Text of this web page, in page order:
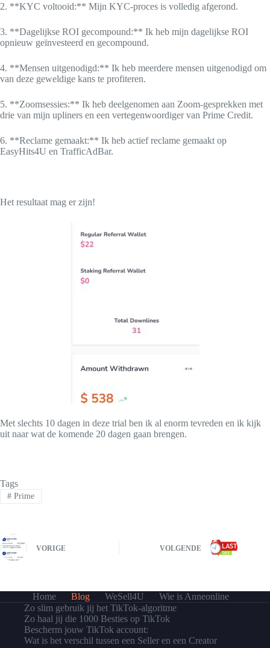
2. **KYC voltooid:** Mijn KYC-proces is volledig afgerond.
3. **Dagelijkse ROI gecompound:** Ik heb mijn dagelijkse ROI
opnieuw geïnvesteerd en gecompound.
4. **Mensen uitgenodigd:** Ik heb meerdere mensen uitgenodigd om
van deze geweldige kans te profiteren.
5. **Zoomsessies:** Ik heb deelgenomen aan Zoom-gesprekken met
drie van mijn upliners en een vertegenwoordiger van Prime Credit.
6. **Reclame gemaakt:** Ik heb actief reclame gemaakt op
EasyHits4U en TrafficAdBar.
Het resultaat mag er zijn!
Met slechts 10 dagen in deze trial ben ik al enorm tevreden en ik kijk
uit naar wat de komende 20 dagen gaan brengen.
Tags
#Prime
VORIGE VOLGENDE
Home Blog WeSell4U
Wie is Anneonline
Zo slim gebruik jij het TikTok-algoritme
Zo haal jij die 1000 Besties op TikTok
Bescherm jouw TikTok account:
Wat is het verschil tussen een Seller en een Creator